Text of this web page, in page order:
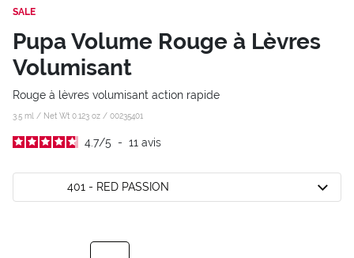
SALE
Pupa Volume Rouge à Lèvres
Volumisant
Rouge à lèvres volumisant action rapide
3.5 ml / Net Wt 0.123 oz / 00235401
4.7/5 - 11 avis
401 - RED PASSION